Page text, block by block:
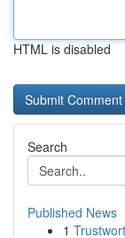
HTML is disabled
Search
Published News
1